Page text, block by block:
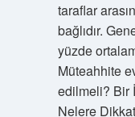
taraflar
bağlıdır.
yüzde
Müteahhite
edilmeli? Bir
Nelere